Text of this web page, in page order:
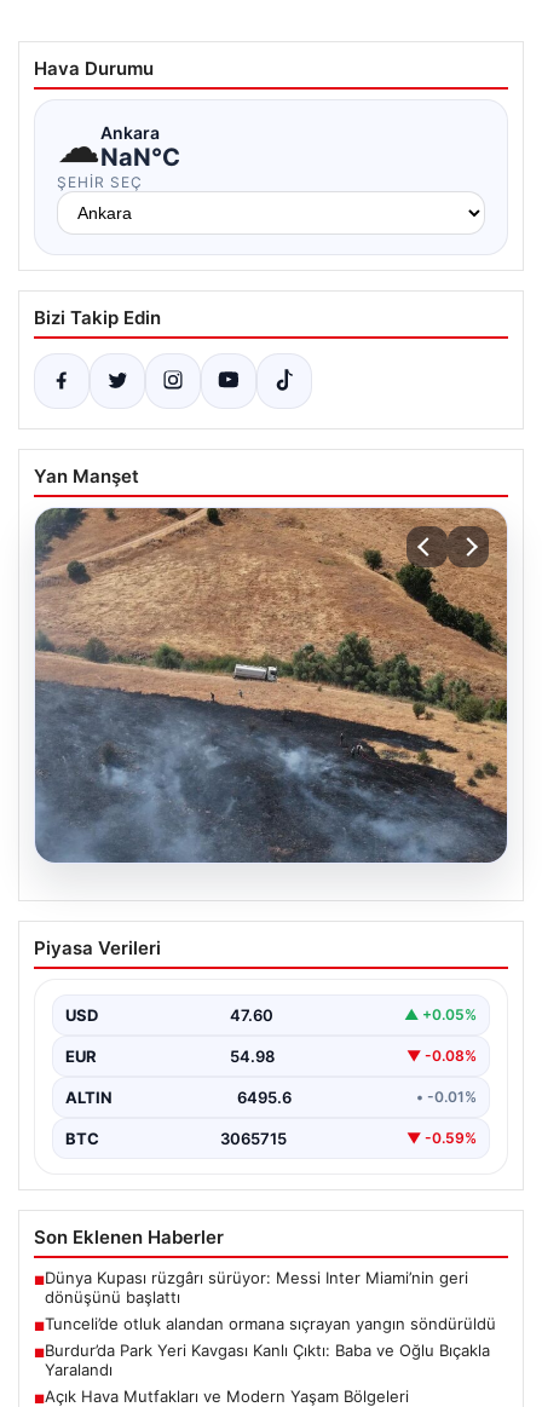
Hava Durumu
☁Ankara
NaN°C
ŞEHIR SEÇ
Bizi Takip Edin
Yan Manşet
Tunceli’de otluk alandan ormana
sıçrayan yangın söndürüldü
Piyasa Verileri
USD 47.60 ▲ +0.05%
EUR 54.98 ▼ -0.08%
ALTIN 6495.6 • -0.01%
BTC 3065715 ▼ -0.59%
Son Eklenen Haberler
■Dünya Kupası rüzgârı sürüyor: Messi Inter Miami’nin geri
dönüşünü başlattı
■Tunceli’de otluk alandan ormana sıçrayan yangın söndürüldü
■Burdur’da Park Yeri Kavgası Kanlı Çıktı: Baba ve Oğlu Bıçakla
Yaralandı
■Açık Hava Mutfakları ve Modern Yaşam Bölgeleri